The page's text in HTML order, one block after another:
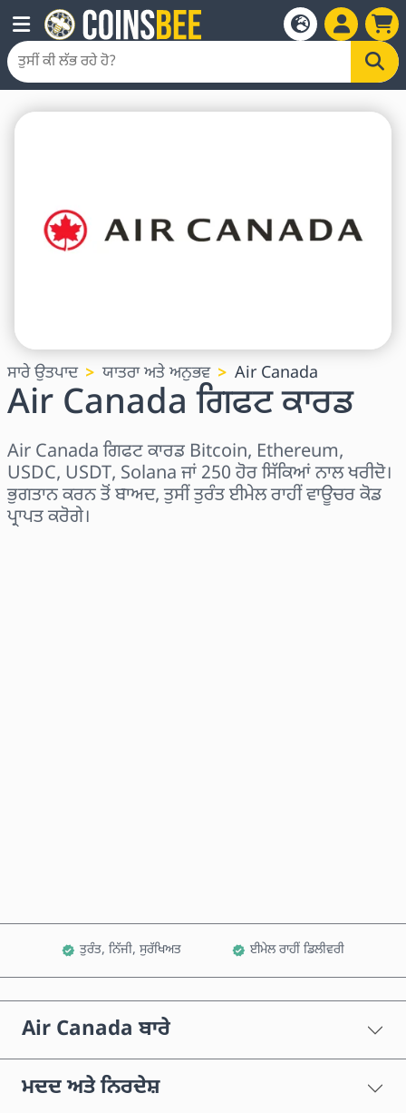
ਸਾਰੇ ਉਤਪਾਦ ਯਾਤਰਾ ਅਤੇ ਅਨੁਭਵ Air Canada
Air Canada ਗਿਫਟ ਕਾਰਡ
Air Canada ਗਿਫਟ ਕਾਰਡ Bitcoin, Ethereum,
USDC, USDT, Solana ਜਾਂ 250 ਹੋਰ ਸਿੱਕਿਆਂ ਨਾਲ ਖਰੀਦੋ।
ਭੁਗਤਾਨ ਕਰਨ ਤੋਂ ਬਾਅਦ, ਤੁਸੀਂ ਤੁਰੰਤ ਈਮੇਲ ਰਾਹੀਂ ਵਾਊਚਰ ਕੋਡ
ਪ੍ਰਾਪਤ ਕਰੋਗੇ।
ਤੁਰੰਤ, ਨਿੱਜੀ, ਸੁਰੱਖਿਅਤ ਈਮੇਲ ਰਾਹੀਂ ਡਿਲੀਵਰੀ
Air Canada ਬਾਰੇ
ਮਦਦ ਅਤੇ ਨਿਰਦੇਸ਼